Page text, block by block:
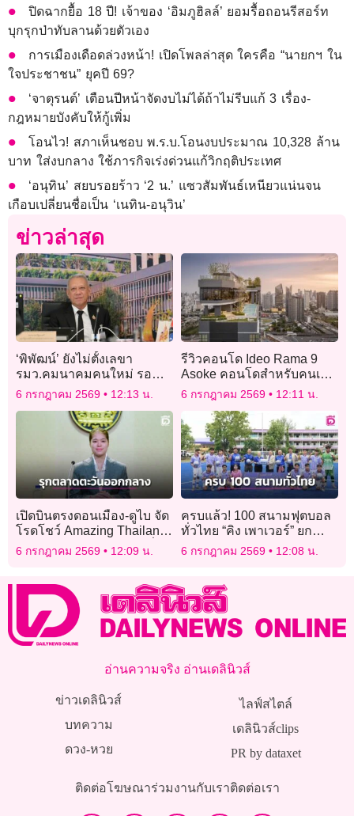
ปิดฉากยื้อ 18 ปี! เจ้าของ ‘อิมภูฮิลล์’ ยอมรื้อถอนรีสอร์ท
บุกรุกป่าทับลานด้วยตัวเอง
การเมืองเดือดล่วงหน้า! เปิดโพลล่าสุด ใครคือ “นายกฯ ใน
ใจประชาชน” ยุคปี 69?
‘จาตุรนต์’ เตือนปีหน้าจัดงบไม่ได้ถ้าไม่รีบแก้ 3 เรื่อง-
กฎหมายบังคับให้กู้เพิ่ม
โอนไว! สภาเห็นชอบ พ.ร.บ.โอนงบประมาณ 10,328 ล้าน
บาท ใส่งบกลาง ใช้ภารกิจเร่งด่วนแก้วิกฤติประเทศ
‘อนุทิน’ สยบรอยร้าว ‘2 น.’ แซวสัมพันธ์เหนียวแน่นจน
เกือบเปลี่ยนชื่อเป็น ‘เนทิน-อนุวิน’
ข่าวล่าสุด
‘พิพัฒน์’ ยังไม่ตั้งเลขา
รมว.คมนาคมคนใหม่ รอ
‘รัชพงศ์’ พิสูจน์ตัวเอง
6 กรกฎาคม 2569 12:13 น.
รีวิวคอนโด Ideo Rama 9
Asoke คอนโดสำหรับคนเงิน
เดือน 30k – 40k
6 กรกฎาคม 2569 12:11 น.
เปิดบินตรงดอนเมือง-ดูไบ จัด
โรดโชว์ Amazing Thailand
7-8 ก.ค. เจาะตลาดท่องเที่ยว
ตะวันออกกลาง
6 กรกฎาคม 2569 12:09 น.
ครบแล้ว! 100 สนามฟุตบอล
ทั่วไทย “คิง เพาเวอร์” ยก
ระดับศักยภาพเยาวชนไทย
ส่งต่อพื้นที่แห่งโอกาสจาก
6 กรกฎาคม 2569 12:08 น.
อ่านความจริง อ่านเดลินิวส์
ข่าวเดลินิวส์
บทความ
ดวง-หวย
ไลฟ์สไตล์
เดลินิวส์clips
PR by dataxet
ติดต่อโฆษณาร่วมงานกับเราติดต่อเรา